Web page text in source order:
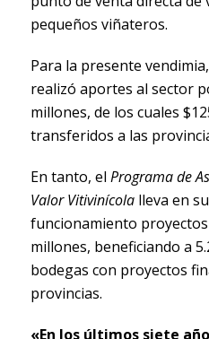
pequeños viñateros.
Para la presente
realizó aportes al sector
millones, de los cuales
transferidos a las
En tanto, el Programa de
Valor Vitivinícolalleva en
funcionamiento
millones, beneficiando a
bodegas con proyectos
provincias.
«En los últimos siete